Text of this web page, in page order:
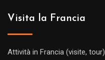
Visita la Francia
Attività in Francia (visite, tour)